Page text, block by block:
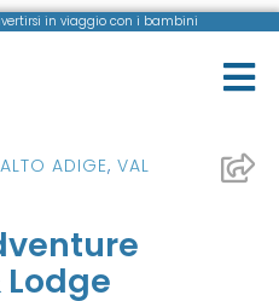
in viaggio con i bambini
ALTO ADIGE, VAL